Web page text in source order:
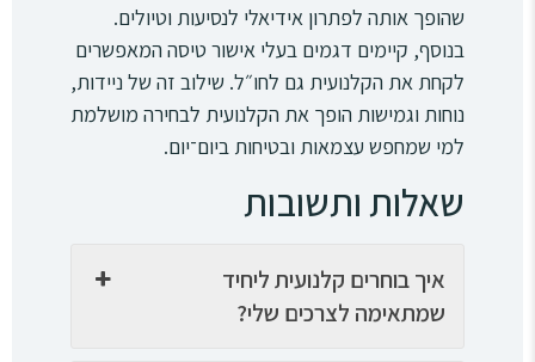
שהופך אותה לפתרון אידיאלי לנסיעות וטיולים.
בנוסף, קיימים דגמים בעלי אישור טיסה המאפשרים
לקחת את הקלנועית גם לחו״ל. שילוב זה של ניידות,
נוחות וגמישות הופך את הקלנועית לבחירה מושלמת
למי שמחפש עצמאות ובטיחות ביום־יום.
שאלות ותשובות
איך בוחרים קלנועית ליחיד
שמתאימה לצרכים שלי?